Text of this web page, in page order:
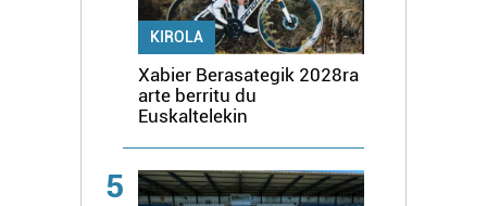
KIROLA
Xabier Berasategik 2028ra
arte berritu du
Euskaltelekin
5